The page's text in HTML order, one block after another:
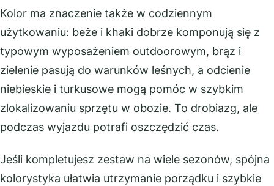
Kolor ma znaczenie także w codziennym
użytkowaniu: beże i khaki dobrze komponują się z
typowym wyposażeniem outdoorowym, brąz i
zielenie pasują do warunków leśnych, a odcienie
niebieskie i turkusowe mogą pomóc w szybkim
zlokalizowaniu sprzętu w obozie. To drobiazg, ale
podczas wyjazdu potrafi oszczędzić czas.
Jeśli kompletujesz zestaw na wiele sezonów, spójna
kolorystyka ułatwia utrzymanie porządku i szybkie